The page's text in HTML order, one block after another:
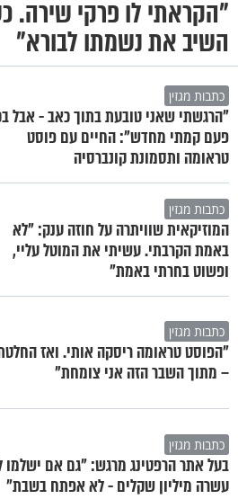
"הקראתי לו פרקי שירה.
השיב את נשמתו לבורא"
כתבות מגזין
"הרגשתי שאני טובעת בתוך כאב - אבל
פעם קמתי מחדש": החיים עם פוסט
טראומה ותסמונת קונברסיה
כתבות מגזין
המוזיקאית שוויתרה על חוזה ענק: "לא
באמת הקרבתי. עשיתי את המוטל עליי,
ופשוט בחרתי באמת"
כתבות מגזין
"הפוסט טראומה ריסקה אותי. ואז
– מתוך השבר הזה אני צומחת"
כתבות מגזין
בעל אתר הרפטינג מרגש: "גם אם ישלמו
עשרה מיליון שקלים - לא אפתח בשבת"